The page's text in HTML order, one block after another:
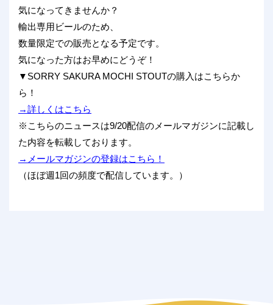
気になってきませんか？
輸出専用ビールのため、
数量限定での販売となる予定です。
気になった方はお早めにどうぞ！
▼SORRY SAKURA MOCHI STOUTの購入はこちらか
ら！
→詳しくはこちら
※こちらのニュースは9/20配信のメールマガジンに記載し
た内容を転載しております。
→メールマガジンの登録はこちら！
（ほぼ週1回の頻度で配信しています。）